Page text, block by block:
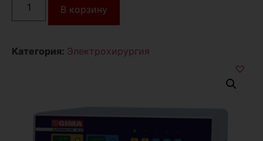
В корзину
Категория: Электрохирургия